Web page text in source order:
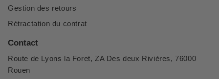
Gestion des retours
Rétractation du contrat
Contact
Route de Lyons la Foret, ZA Des deux Rivières, 76000
Rouen